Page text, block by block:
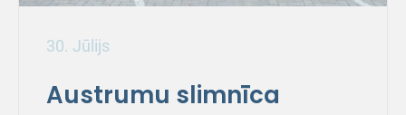
30. Jūlijs
Austrumu slimnīca